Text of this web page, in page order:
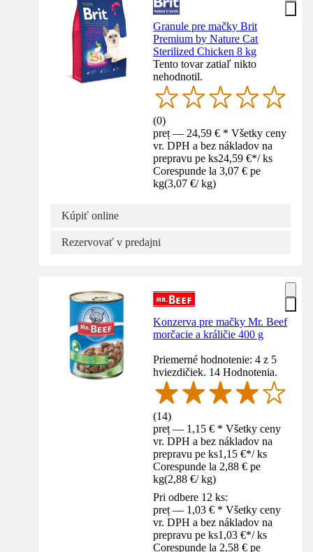
Granule pre mačky Brit
Premium by Nature Cat
Sterilized Chicken 8 kg
Tento tovar zatiaľ nikto
nehodnotil.
(0)
preț — 24,59 € * Všetky ceny
vr. DPH a bez nákladov na
prepravu pe ks24,59 €*/ ks
Corespunde la 3,07 € pe
kg(3,07 €/ kg)
Kúpiť online
Rezervovať v predajni
Konzerva pre mačky Mr. Beef
morčacie a králičie 400 g
Priemerné hodnotenie: 4 z 5
hviezdičiek. 14 Hodnotenia.
(14)
preț — 1,15 € * Všetky ceny
vr. DPH a bez nákladov na
prepravu pe ks1,15 €*/ ks
Corespunde la 2,88 € pe
kg(2,88 €/ kg)
Pri odbere 12 ks:
preț — 1,03 € * Všetky ceny
vr. DPH a bez nákladov na
prepravu pe ks1,03 €*/ ks
Corespunde la 2,58 € pe